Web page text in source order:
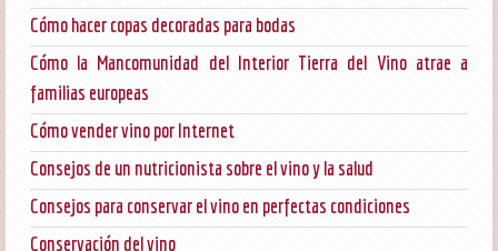
Cómo hacer copas decoradas para bodas
Cómo la Mancomunidad del Interior Tierra del Vino atrae a
familias europeas
Cómo vender vino por Internet
Consejos de un nutricionista sobre el vino y la salud
Consejos para conservar el vino en perfectas condiciones
Conservación del vino